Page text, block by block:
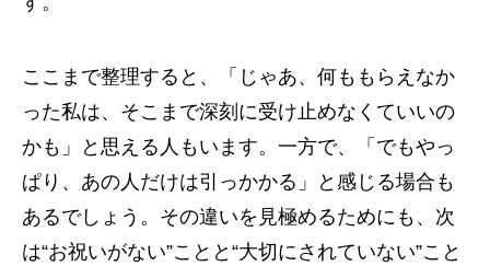
ここまで整理すると、「じゃあ、何ももらえなか
った私は、そこまで深刻に受け止めなくていいの
かも」と思える人もいます。一方で、「でもやっ
ぱり、あの人だけは引っかかる」と感じる場合も
あるでしょう。その違いを見極めるためにも、次
は“お祝いがない”ことと“大切にされていない”こと